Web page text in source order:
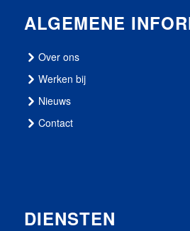
ALGEMENE
Over ons
Werken bij
Nieuws
Contact
DIENSTEN